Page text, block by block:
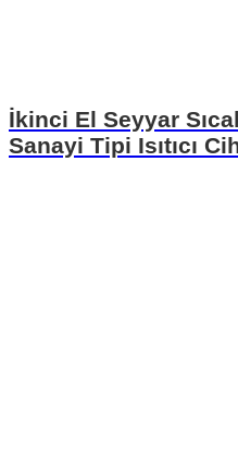
İkinci El Seyyar
Sanayi Tipi Isıtıcı